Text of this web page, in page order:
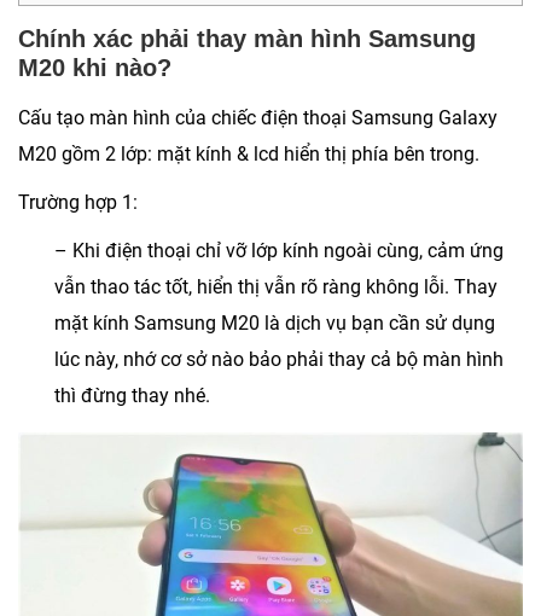
Chính xác phải thay màn hình Samsung
M20 khi nào?
Cấu tạo màn hình của chiếc điện thoại Samsung Galaxy
M20 gồm 2 lớp: mặt kính & lcd hiển thị phía bên trong.
Trường hợp 1:
– Khi điện thoại chỉ vỡ lớp kính ngoài cùng, cảm ứng
vẫn thao tác tốt, hiển thị vẫn rõ ràng không lỗi. Thay
mặt kính Samsung M20 là dịch vụ bạn cần sử dụng
lúc này, nhớ cơ sở nào bảo phải thay cả bộ màn hình
thì đừng thay nhé.